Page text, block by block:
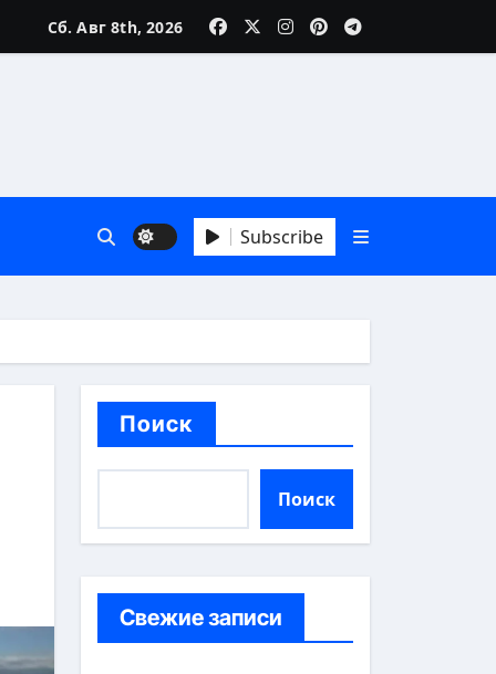
Сб. Авг 8th, 2026
Subscribe
Поиск
Поиск
Свежие записи